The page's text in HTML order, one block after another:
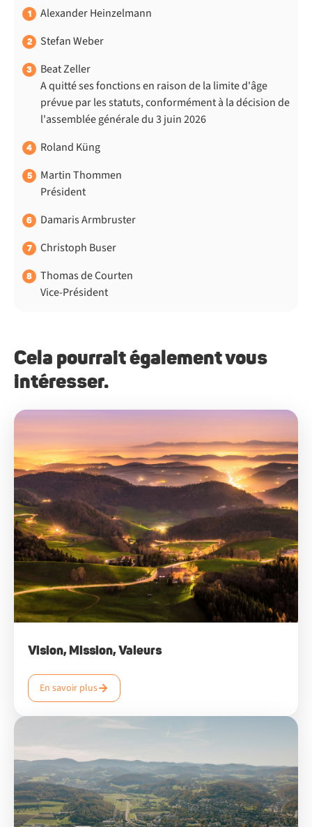
1 Alexander Heinzelmann
2 Stefan Weber
3
Beat Zeller
A quitté ses fonctions en raison de la limite d'âge
prévue par les statuts, conformément à la décision de
l'assemblée générale du 3 juin 2026
4 Roland Küng
5
Martin Thommen
Président
6 Damaris Armbruster
7 Christoph Buser
8
Thomas de Courten
Vice-Président
Cela pourrait également vous
intéresser.
Vision, Mission, Valeurs
En savoir plus